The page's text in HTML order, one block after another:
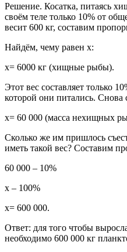
Решение. Косатка, питаясь
своём теле только 10% от
весит 600 кг, составим
Найдём, чему равен x:
x= 6000 кг (хищные рыбы).
Этот вес составляет только
которой они питались.
x= 60 000 (масса нехищных
Сколько же им пришлось
иметь такой вес? Составим
60 000 – 10%
x – 100%
x= 600 000.
Ответ: для того чтобы
необходимо 600 000 кг